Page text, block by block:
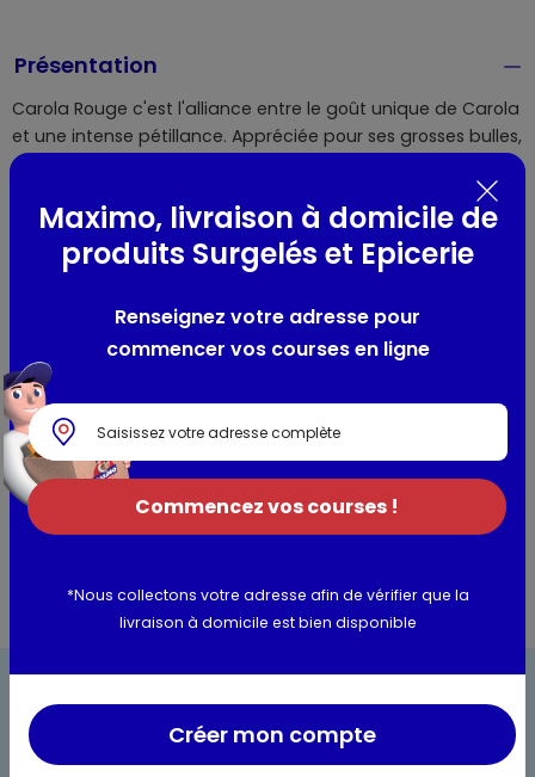
Présentation
Carola Rouge c'est l'alliance entre le goût unique de Carola
et une intense pétillance. Appréciée pour ses grosses bulles,
elle procure une sensation de rafraîchissement
Utilisation et conservation
Composition / Ingrédients / Allergènes
Eau de source
Valeurs nutritionnelles
Informations complémentaires
Maximo, livraison à domicile de
produits Surgelés et Epicerie
Renseignez votre adresse pour
commencer vos courses en ligne
Commencez vos courses !
*Nous collectons votre adresse afin de vérifier que la
livraison à domicile est bien disponible
Créer mon compte